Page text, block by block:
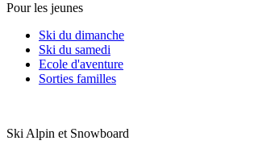
Pour les jeunes
Ski du dimanche
Ski du samedi
Ecole d'aventure
Sorties familles
Ski Alpin et Snowboard